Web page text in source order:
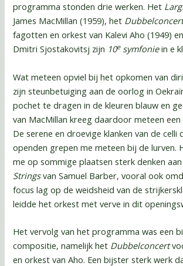
programma stonden drie werken. Het
James MacMillan (1959), het
fagotten en orkest van Kalevi Aho (1949)
Dmitri Sjostakovitsj zijn 10esymfoniein e
Wat meteen opviel bij het opkomen van
zijn steunbetuiging aan de oorlog in
pochet te dragen in de kleuren blauw en
van MacMillan kreeg daardoor meteen een
De serene en droevige klanken van de celli
openden grepen me meteen bij de lurven.
me op sommige plaatsen sterk denken
Stringsvan Samuel Barber, vooral ook
focus lag op de weidsheid van de
leidde het orkest met verve in dit
Het vervolg van het programma was een
compositie, namelijk het Dubbelconcert
en orkest van Aho. Een bijster sterk werk